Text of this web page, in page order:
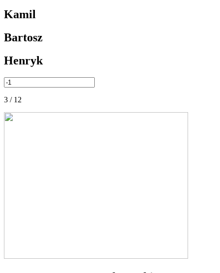
Kamil
Bartosz
Henryk
3 / 12